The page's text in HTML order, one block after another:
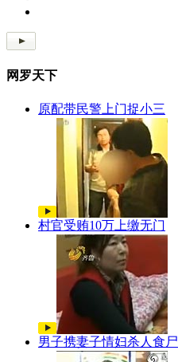
网罗天下
原配带民警上门捉小三
村官受贿10万上缴无门
男子携妻子情妇杀人食尸